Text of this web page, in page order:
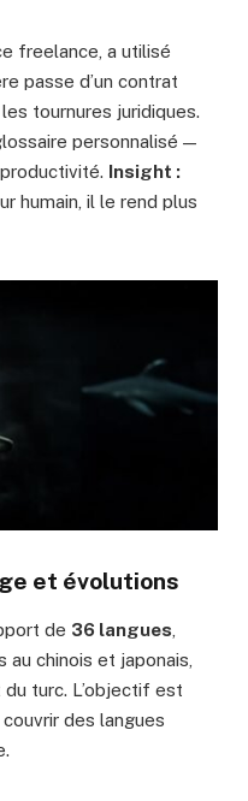
freelance, a utilisé
passe d’un contrat
tournures juridiques.
personnalisé —
Insight :
humain, il le rend plus
et évolutions
de 36 langues
chinois et japonais,
turc. L’objectif est
des langues